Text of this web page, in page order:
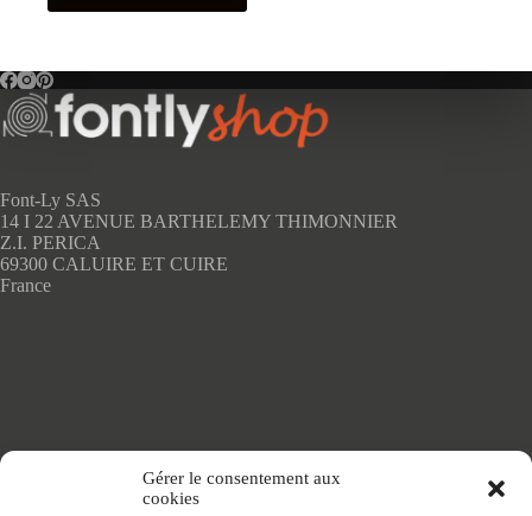
Gérer le consentement aux
cookies
Font-Ly SAS
14 I 22 AVENUE BARTHELEMY THIMONNIER
Z.I. PERICA
69300 CALUIRE ET CUIRE
France
Adhésifs SANS PVC